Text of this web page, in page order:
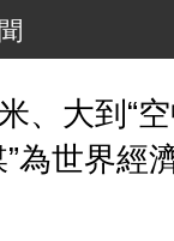
、大到“
為世界經